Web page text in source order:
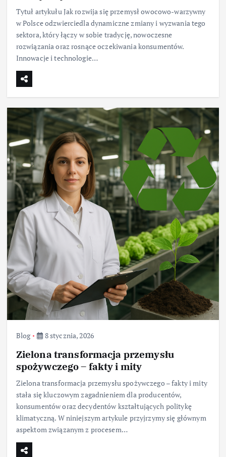
Tytuł artykułu Jak rozwija się przemysł owocowo-warzywny
w Polsce odzwierciedla dynamiczne zmiany i wyzwania tego
sektora, który łączy w sobie tradycję, nowoczesne
rozwiązania oraz rosnące oczekiwania konsumentów.
Innowacje i technologie…
Blog 8 stycznia, 2026
Zielona transformacja przemysłu
spożywczego – fakty i mity
Zielona transformacja przemysłu spożywczego – fakty i mity
stała się kluczowym zagadnieniem dla producentów,
konsumentów oraz decydentów kształtujących politykę
klimatyczną. W niniejszym artykule przyjrzymy się głównym
aspektom związanym z procesem…